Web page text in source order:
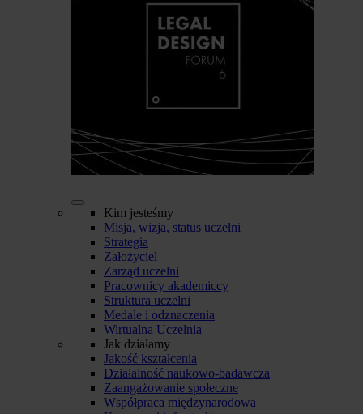
Kim jesteśmy
Misja, wizja, status uczelni
Strategia
Założyciel
Zarząd uczelni
Pracownicy akademiccy
Struktura uczelni
Medale i odznaczenia
Wirtualna Uczelnia
Jak działamy
Jakość kształcenia
Działalność naukowo-badawcza
Zaangażowanie społeczne
Współpraca międzynarodowa